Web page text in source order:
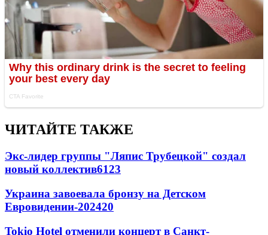
ЧИТАЙТЕ ТАКЖЕ
Экс-лидер группы "Ляпис Трубецкой" создал
новый коллектив6123
Украина завоевала бронзу на Детском
Евровидении-202420
Tokio Hotel отменили концерт в Санкт-